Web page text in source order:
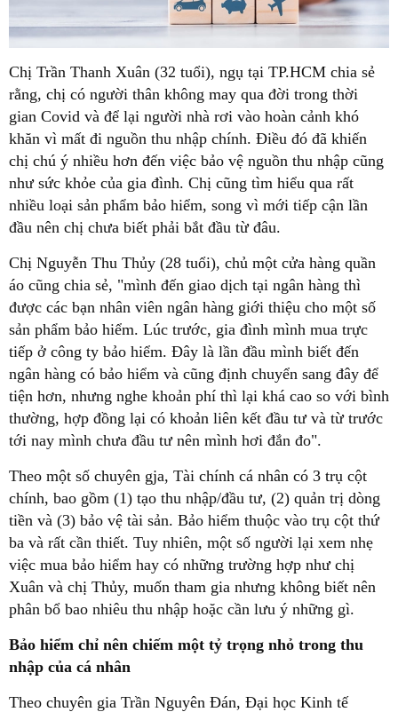
Chị Trần Thanh Xuân (32 tuổi), ngụ tại TP.HCM chia sẻ
rằng, chị có người thân không may qua đời trong thời
gian Covid và để lại người nhà rơi vào hoàn cảnh khó
khăn vì mất đi nguồn thu nhập chính. Điều đó đã khiến
chị chú ý nhiều hơn đến việc bảo vệ nguồn thu nhập cũng
như sức khỏe của gia đình. Chị cũng tìm hiểu qua rất
nhiều loại sản phẩm bảo hiểm, song vì mới tiếp cận lần
đầu nên chị chưa biết phải bắt đầu từ đâu.
Chị Nguyễn Thu Thủy (28 tuổi), chủ một cửa hàng quần
áo cũng chia sẻ, "mình đến giao dịch tại ngân hàng thì
được các bạn nhân viên ngân hàng giới thiệu cho một số
sản phẩm bảo hiểm. Lúc trước, gia đình mình mua trực
tiếp ở công ty bảo hiểm. Đây là lần đầu mình biết đến
ngân hàng có bảo hiểm và cũng định chuyển sang đây để
tiện hơn, nhưng nghe khoản phí thì lại khá cao so với bình
thường, hợp đồng lại có khoản liên kết đầu tư và từ trước
tới nay mình chưa đầu tư nên mình hơi đắn đo".
Theo một số chuyên gja, Tài chính cá nhân có 3 trụ cột
chính, bao gồm (1) tạo thu nhập/đầu tư, (2) quản trị dòng
tiền và (3) bảo vệ tài sản. Bảo hiểm thuộc vào trụ cột thứ
ba và rất cần thiết. Tuy nhiên, một số người lại xem nhẹ
việc mua bảo hiểm hay có những trường hợp như chị
Xuân và chị Thủy, muốn tham gia nhưng không biết nên
phân bổ bao nhiêu thu nhập hoặc cần lưu ý những gì.
Bảo hiểm chỉ nên chiếm một tỷ trọng nhỏ trong thu
nhập của cá nhân
Theo chuyên gia Trần Nguyên Đán, Đại học Kinh tế